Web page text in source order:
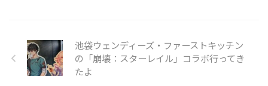
池袋ウェンディーズ・ファーストキッチン
の「崩壊：スターレイル」コラボ行ってき
たよ